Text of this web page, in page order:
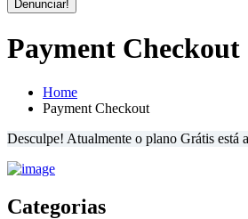
Denunciar!
Payment Checkout
Home
Payment Checkout
Desculpe! Atualmente o plano Grátis está
Categorias